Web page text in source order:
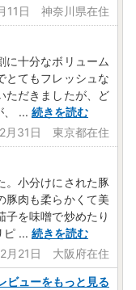
11日 神奈川県在住
に十分なボリューム
とてもフレッシュな
ただきましたが、ど
... 続きを読む
月31日 東京都在住
。小分けにされた豚
豚肉も柔らかくて美
子を味噌で炒めたり
ピ ... 続きを読む
月21日 大阪府在住
ビューをもっと見る